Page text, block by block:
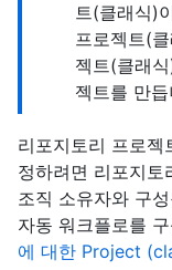
트(클래식)
프로젝트(
젝트(클래
젝트를 만
리포지토리 프로
정하려면 리포지
조직 소유자와 구
자동 워크플로를
에 대한 Project